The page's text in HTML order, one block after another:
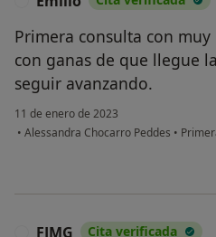
Primera consulta con
con ganas de que llegue
seguir avanzando.
11 de enero de 2023
• Alessandra Chocarro Peddes •
FJMG Cita verificada